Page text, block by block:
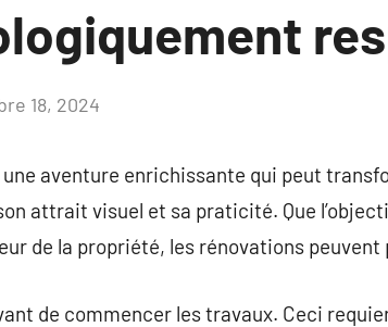
18, 2024
aventure enrichissante qui peut
attrait visuel et sa praticité. Que
de la propriété, les rénovations
de commencer les travaux. Ceci